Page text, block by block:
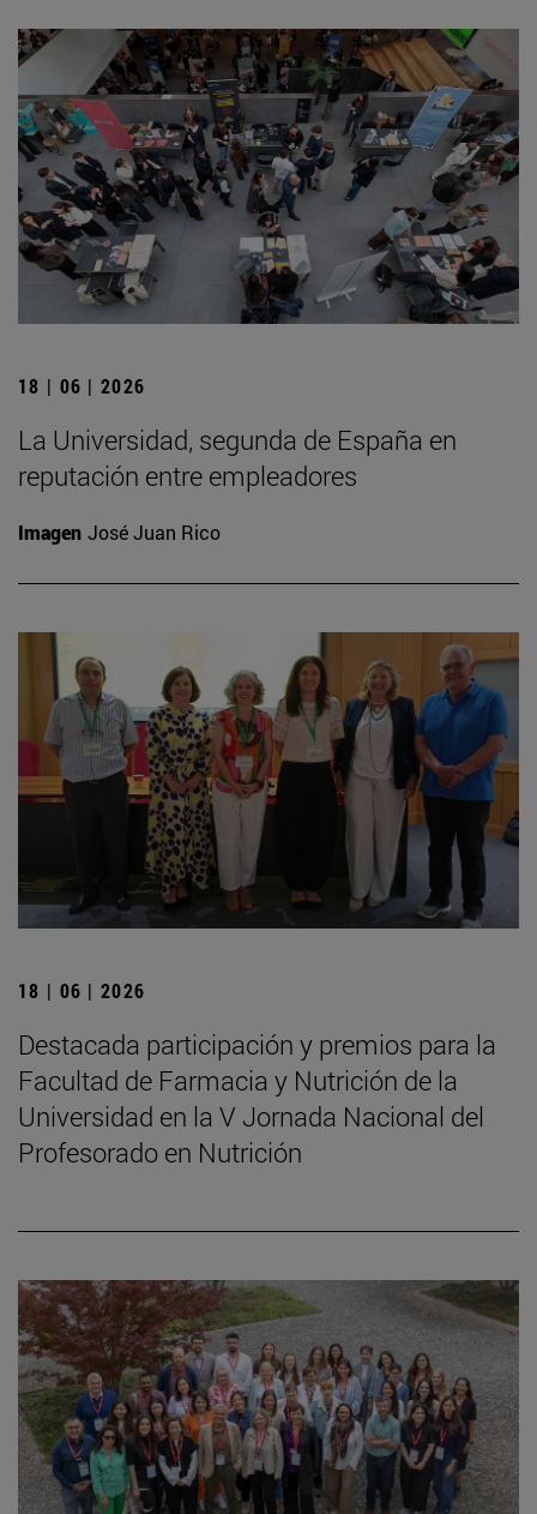
18 | 06 | 2026
La Universidad, segunda de España en
reputación entre empleadores
Imagen José Juan Rico
18 | 06 | 2026
Destacada participación y premios para la
Facultad de Farmacia y Nutrición de la
Universidad en la V Jornada Nacional del
Profesorado en Nutrición